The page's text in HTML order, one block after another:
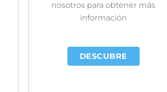
nosotros para obtener más
información
DESCUBRE